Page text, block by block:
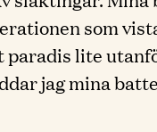
som
paradis lite
jag mina